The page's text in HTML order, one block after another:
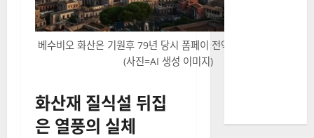
베수비오 화산은 기원후 79년 당시 폼페이 전역을 초토화시켰다.
(사진=AI 생성 이미지)
화산재 질식설 뒤집
은 열풍의 실체